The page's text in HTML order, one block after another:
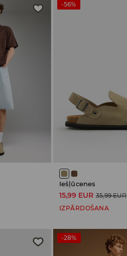
-56%
Iešļūcenes
15,99 EUR 35,99 EUR
IZPĀRDOŠANA
-28%